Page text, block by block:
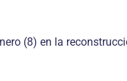
(8) en la